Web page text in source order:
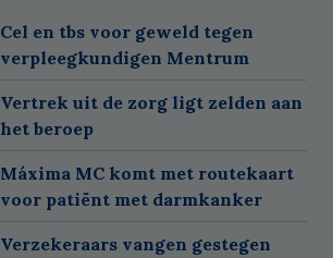
Cel en tbs voor geweld tegen
verpleegkundigen Mentrum
Vertrek uit de zorg ligt zelden aan
het beroep
Máxima MC komt met routekaart
voor patiënt met darmkanker
Verzekeraars vangen gestegen